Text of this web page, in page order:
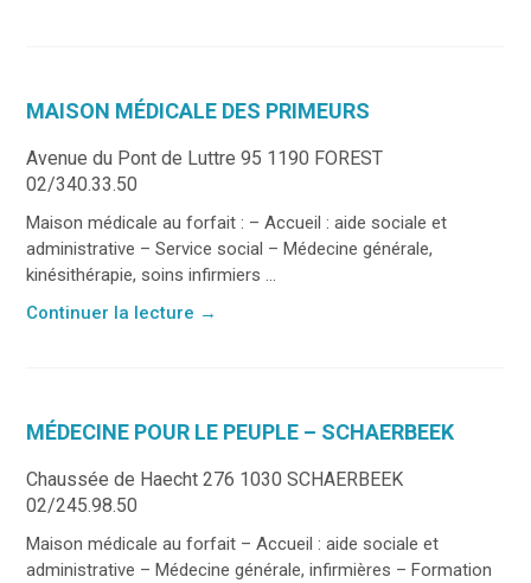
MAISON MÉDICALE DES PRIMEURS
Avenue du Pont de Luttre 95 1190 FOREST
02/340.33.50
Maison médicale au forfait : – Accueil : aide sociale et
administrative – Service social – Médecine générale,
kinésithérapie, soins infirmiers ...
Continuer la lecture →
MÉDECINE POUR LE PEUPLE – SCHAERBEEK
Chaussée de Haecht 276 1030 SCHAERBEEK
02/245.98.50
Maison médicale au forfait – Accueil : aide sociale et
administrative – Médecine générale, infirmières – Formation